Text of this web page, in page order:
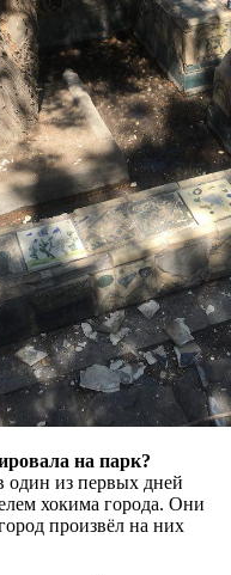
на парк?
один из первых дней
хокима города. Они
произвёл на них